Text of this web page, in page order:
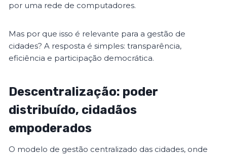
por uma rede de computadores.
Mas por que isso é relevante para a gestão de
cidades? A resposta é simples: transparência,
eficiência e participação democrática.
Descentralização: poder
distribuído, cidadãos
empoderados
O modelo de gestão centralizado das cidades, onde